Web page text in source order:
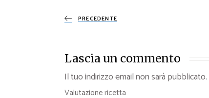
PRECEDENTE
Lascia un commento
Il tuo indirizzo email non sarà pubblicato.
Valutazione ricetta